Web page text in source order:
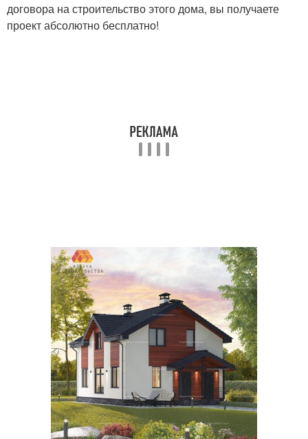
договора на строительство этого дома, вы получаете
проект абсолютно бесплатно!